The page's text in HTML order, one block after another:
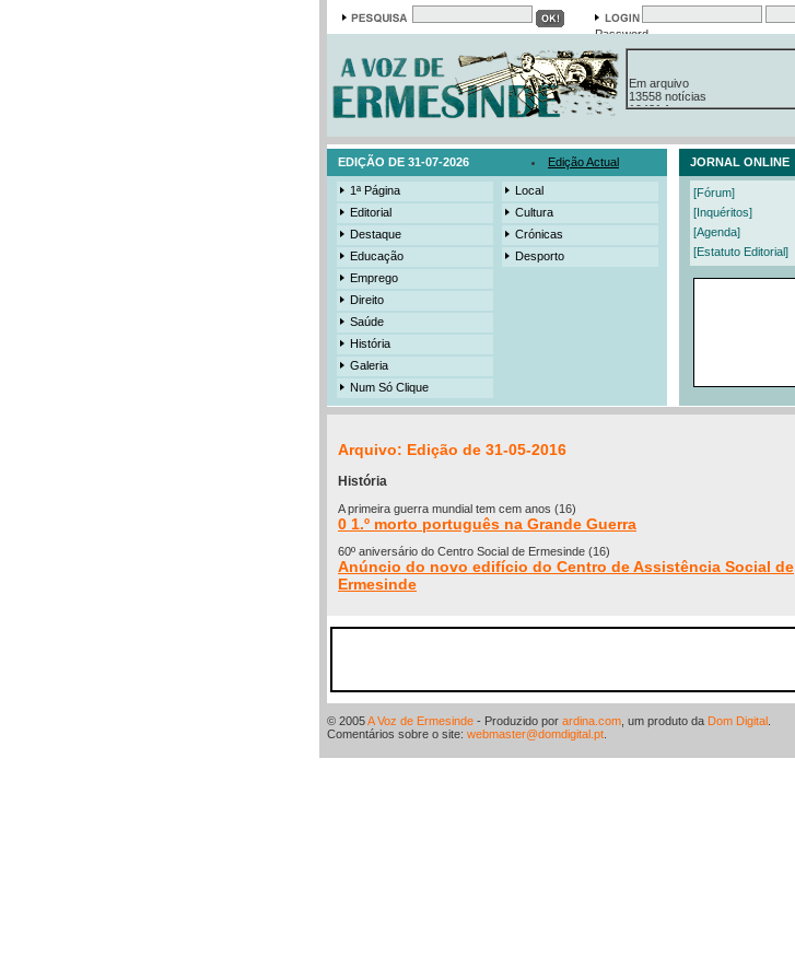
Password
Em arquivo
13558 notícias
19421 fotos
525 registos
EDIÇÃO DE 31-07-2026 Edição Actual JORNAL ONLINE
1ª Página
Editorial
Destaque
Educação
Emprego
Direito
Saúde
História
Galeria
Num Só Clique
Local
Cultura
Crónicas
Desporto
[Fórum]
[Inquéritos]
[Agenda]
[Estatuto Editorial]
Arquivo: Edição de 31-05-2016
História
A primeira guerra mundial tem cem anos (16)
0 1.º morto português na Grande Guerra
60º aniversário do Centro Social de Ermesinde (16)
Anúncio do novo edifício do Centro de Assistência Social de
Ermesinde
© 2005A Voz de Ermesinde - Produzido por ardina.com , um produto da Dom Digital
Comentários sobre o site: webmaster@domdigital.pt